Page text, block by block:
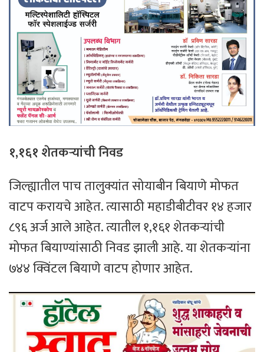
१,१६१ शेतकऱ्यांची निवड
जिल्ह्यातील पाच तालुक्यांत सोयाबीन बियाणे मोफत
वाटप करायचे आहेत. त्यासाठी महाडीबीटीवर १४ हजार
८९६ अर्ज आले आहेत. त्यातील १,१६१ शेतकऱ्यांची
मोफत बियाण्यांसाठी निवड झाली आहे. या शेतकऱ्यांना
७४४ क्विंटल बियाणे वाटप होणार आहेत.